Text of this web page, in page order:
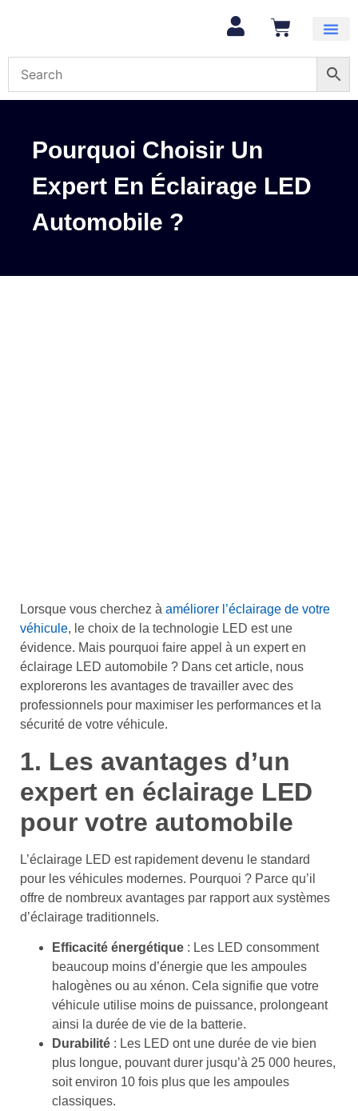
Pourquoi Choisir Un
Expert En Éclairage LED
Automobile ?
Lorsque vous cherchez à améliorer l’éclairage de votre
véhicule, le choix de la technologie LED est une
évidence. Mais pourquoi faire appel à un expert en
éclairage LED automobile ? Dans cet article, nous
explorerons les avantages de travailler avec des
professionnels pour maximiser les performances et la
sécurité de votre véhicule.
1. Les avantages d’un
expert en éclairage LED
pour votre automobile
L’éclairage LED est rapidement devenu le standard
pour les véhicules modernes. Pourquoi ? Parce qu’il
offre de nombreux avantages par rapport aux systèmes
d’éclairage traditionnels.
Efficacité énergétique : Les LED consomment
beaucoup moins d’énergie que les ampoules
halogènes ou au xénon. Cela signifie que votre
véhicule utilise moins de puissance, prolongeant
ainsi la durée de vie de la batterie.
Durabilité : Les LED ont une durée de vie bien
plus longue, pouvant durer jusqu’à 25 000 heures,
soit environ 10 fois plus que les ampoules
classiques.